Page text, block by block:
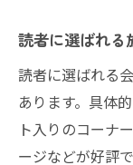
読者に選ばれる
読者に選ばれる
あります。具体
ト入りのコーナ
ージなどが好評